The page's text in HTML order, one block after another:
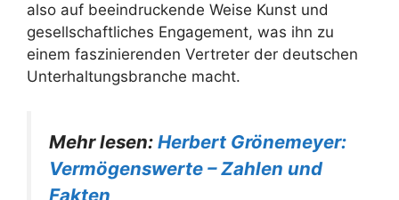
also auf beeindruckende Weise Kunst und
gesellschaftliches Engagement, was ihn zu
einem faszinierenden Vertreter der deutschen
Unterhaltungsbranche macht.
Mehr lesen: Herbert Grönemeyer:
Vermögenswerte – Zahlen und
Fakten